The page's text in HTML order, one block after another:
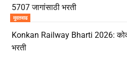
5707 जागांसाठी भरती
मुदतवाढ
Konkan Railway Bharti 2026:
भरती